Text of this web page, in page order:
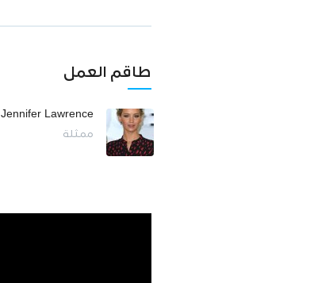
طاقم العمل
Jennifer Lawrence
ممثلة